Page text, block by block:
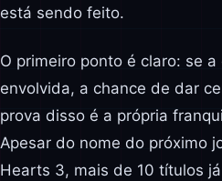
está sendo feito.
O primeiro ponto é claro: se
envolvida, a chance de dar
prova disso é a própria
Apesar do nome do próximo
Hearts 3, mais de 10 títulos